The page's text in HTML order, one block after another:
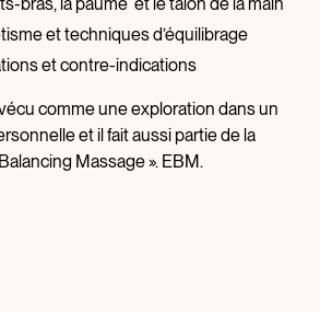
et techniques d’équilibrage
et contre-indications
comme une exploration dans un
et il fait aussi partie de la
Massage ». EBM.